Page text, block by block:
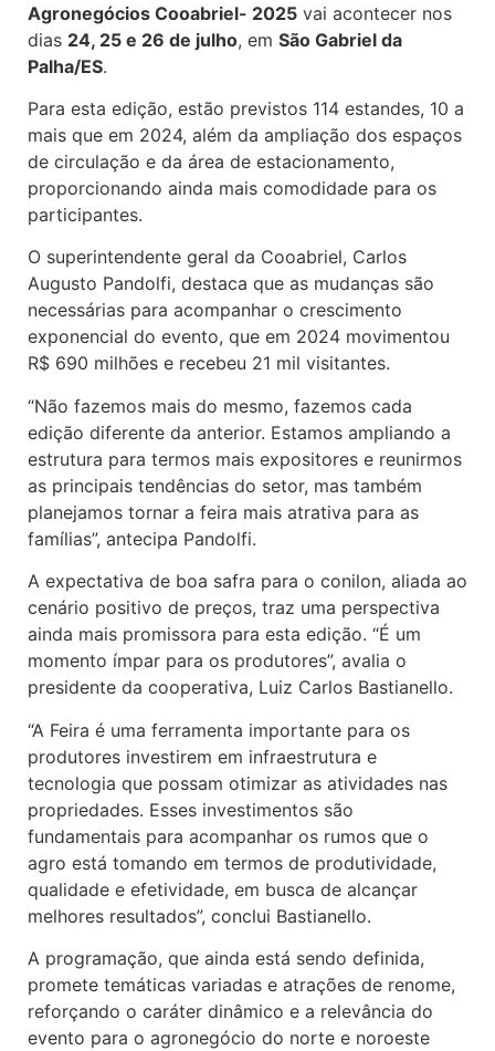
Agronegócios Cooabriel- 2025 vai acontecer nos
dias 24, 25 e 26 de julho, em São Gabriel da
Palha/ES.
Para esta edição, estão previstos 114 estandes, 10 a
mais que em 2024, além da ampliação dos espaços
de circulação e da área de estacionamento,
proporcionando ainda mais comodidade para os
participantes.
O superintendente geral da Cooabriel, Carlos
Augusto Pandolfi, destaca que as mudanças são
necessárias para acompanhar o crescimento
exponencial do evento, que em 2024 movimentou
R$ 690 milhões e recebeu 21 mil visitantes.
“Não fazemos mais do mesmo, fazemos cada
edição diferente da anterior. Estamos ampliando a
estrutura para termos mais expositores e reunirmos
as principais tendências do setor, mas também
planejamos tornar a feira mais atrativa para as
famílias”, antecipa Pandolfi.
A expectativa de boa safra para o conilon, aliada ao
cenário positivo de preços, traz uma perspectiva
ainda mais promissora para esta edição. “É um
momento ímpar para os produtores”, avalia o
presidente da cooperativa, Luiz Carlos Bastianello.
“A Feira é uma ferramenta importante para os
produtores investirem em infraestrutura e
tecnologia que possam otimizar as atividades nas
propriedades. Esses investimentos são
fundamentais para acompanhar os rumos que o
agro está tomando em termos de produtividade,
qualidade e efetividade, em busca de alcançar
melhores resultados”, conclui Bastianello.
A programação, que ainda está sendo definida,
promete temáticas variadas e atrações de renome,
reforçando o caráter dinâmico e a relevância do
evento para o agronegócio do norte e noroeste